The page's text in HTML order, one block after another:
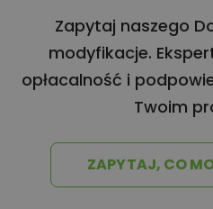
Zapytaj naszego
modyfikacje.
opłacalność i
Twoim
ZAPYTAJ, CO